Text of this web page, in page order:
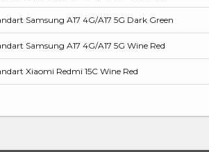
Samsung A17 4G/A17 5G Dark Green
Samsung A17 4G/A17 5G Wine Red
Xiaomi Redmi 15С Wine Red